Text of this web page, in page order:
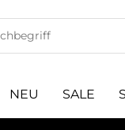
NEU SALE